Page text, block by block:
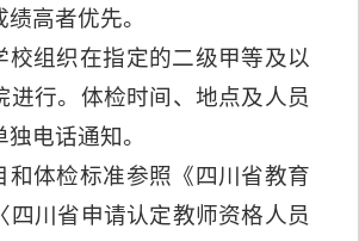
高者优先。
校组织在指定的二级甲等及以
进行。体检时间、地点及人员
电话通知。
和体检标准参照《四川省教育
四川省申请认定教师资格人员